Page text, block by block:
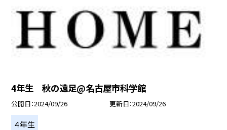
4年生 秋の遠足@名古屋市科学館
公開日 2024/09/26 更新日 2024/09/26
４年生